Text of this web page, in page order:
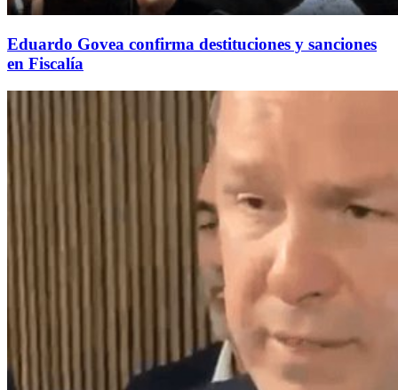
Eduardo Govea confirma destituciones y sanciones
en Fiscalía